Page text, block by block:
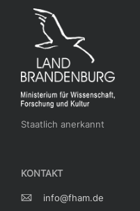
Staatlich anerkannt
KONTAKT
info@fham.de